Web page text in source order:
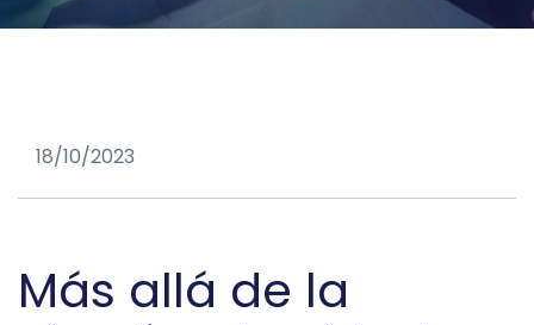
18/10/2023
Más allá de la